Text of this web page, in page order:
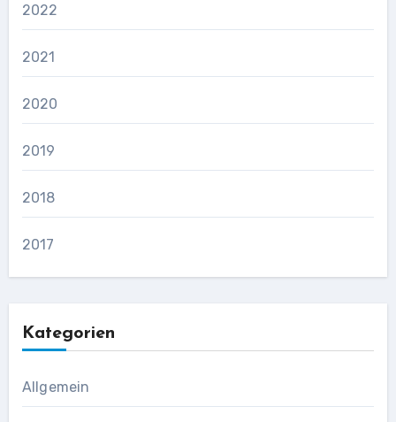
2022
2021
2020
2019
2018
2017
Kategorien
Allgemein